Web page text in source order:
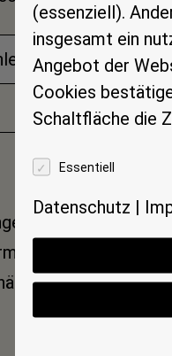
maximale
ist. Sollten
werden
(essenziell).
insgesamt ein
Angebot der
Cookies
Schaltfläche die
Essentiell
Datenschutz |